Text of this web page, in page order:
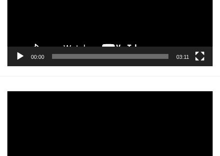
00:00 03:11